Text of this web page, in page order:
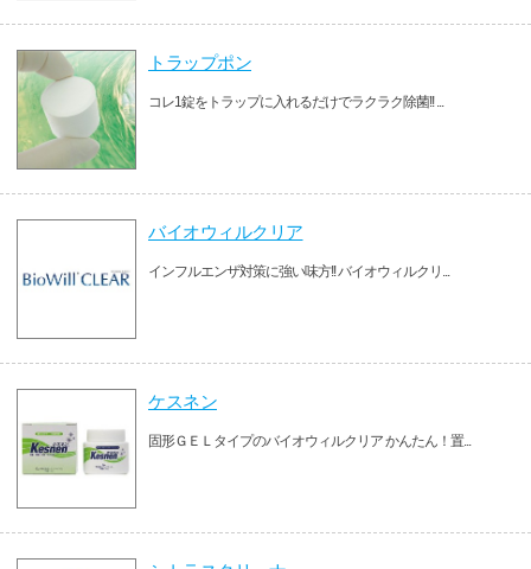
トラップポン
コレ1錠をトラップに入れるだけでラクラク除菌!! ...
バイオウィルクリア
インフルエンザ対策に強い味方!! バイオウィルクリ...
ケスネン
固形ＧＥＬタイプのバイオウィルクリア かんたん！置...